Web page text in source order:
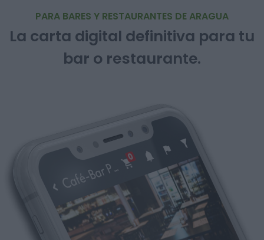
PARA BARES Y RESTAURANTES DE ARAGUA
La carta digital definitiva para tu
bar o restaurante.